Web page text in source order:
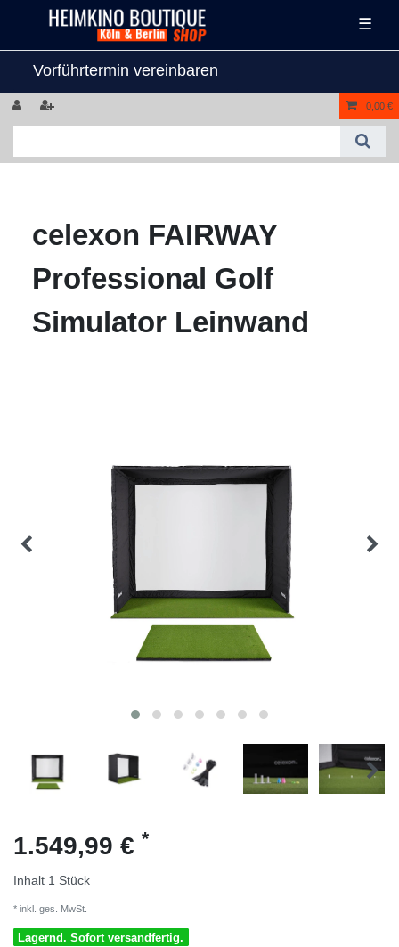
☰
Vorführtermin vereinbaren
0,00 €
celexon FAIRWAY
Professional Golf
Simulator Leinwand
1.549,99 € *
Inhalt 1 Stück
* inkl. ges. MwSt.
Lagernd. Sofort versandfertig.